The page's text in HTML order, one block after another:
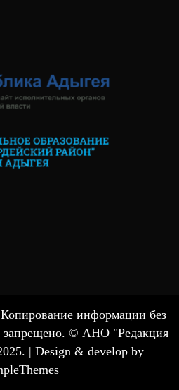
информации без
запрещено. © АНО "Редакция
| Design & develop by